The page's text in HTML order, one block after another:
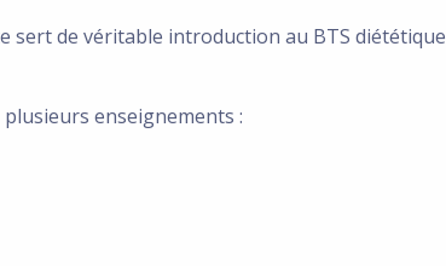
de véritable introduction au BTS diététique
enseignements :